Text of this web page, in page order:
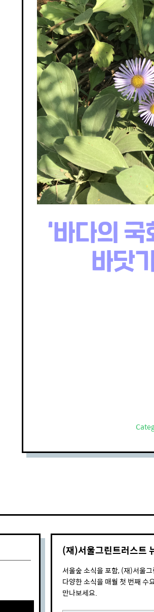
(재)서울그린트러스트
서울숲 소식을 포함, (재)서울
다양한 소식을 매월 첫 번째 수
만나보세요.